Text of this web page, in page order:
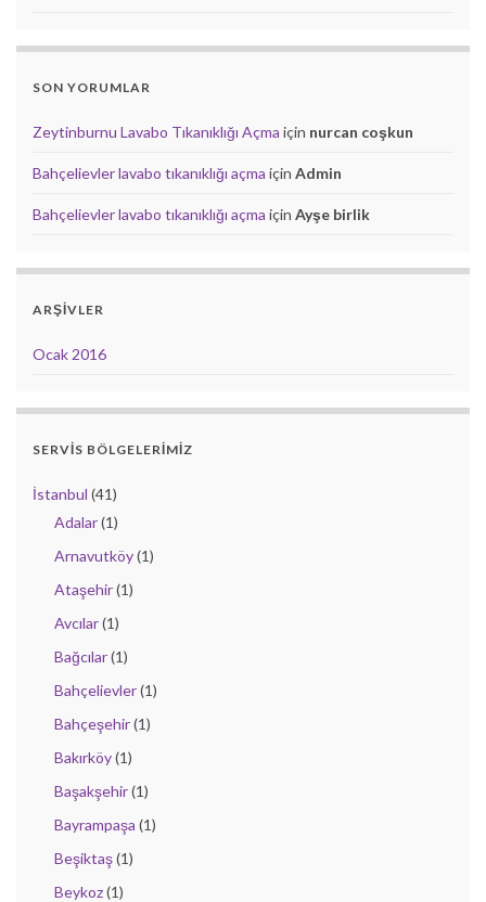
SON YORUMLAR
Zeytinburnu Lavabo Tıkanıklığı Açma için nurcan coşkun
Bahçelievler lavabo tıkanıklığı açma için Admin
Bahçelievler lavabo tıkanıklığı açma için Ayşe birlik
ARŞIVLER
Ocak 2016
SERVIS BÖLGELERIMIZ
İstanbul (41)
Adalar(1)
Arnavutköy(1)
Ataşehir(1)
Avcılar(1)
Bağcılar(1)
Bahçelievler(1)
Bahçeşehir(1)
Bakırköy(1)
Başakşehir(1)
Bayrampaşa (1)
Beşiktaş(1)
Beykoz(1)